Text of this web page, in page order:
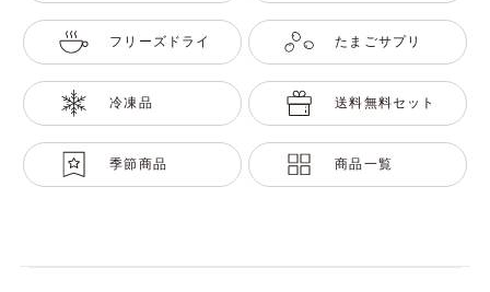
フリーズドライ たまごサプリ
冷凍品 送料無料セット
季節商品 商品一覧